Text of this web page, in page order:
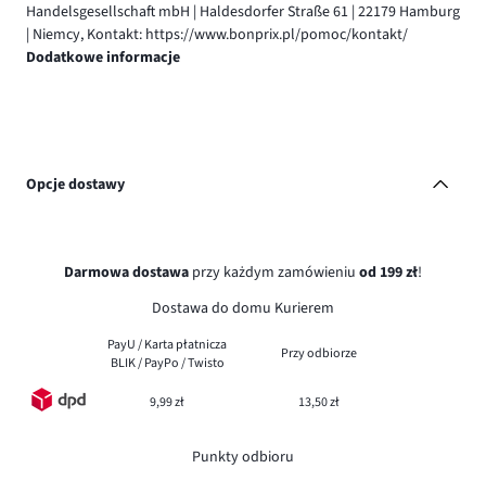
Handelsgesellschaft mbH | Haldesdorfer Straße 61 | 22179 Hamburg
| Niemcy, Kontakt: https://www.bonprix.pl/pomoc/kontakt/
Dodatkowe informacje
Opcje dostawy
Darmowa dostawa przy każdym zamówieniu od 199 zł!
Dostawa do domu Kurierem
PayU / Karta płatnicza
BLIK / PayPo / Twisto
Przy odbiorze
9,99 zł 13,50 zł
Punkty odbioru